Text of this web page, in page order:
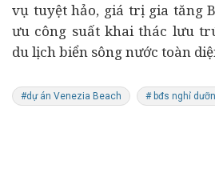
vụ tuyệt hảo, giá trị gia tăng
ưu công suất khai thác lưu
du lịch biển sông nước toàn
#dự án Venezia Beach # bđs nghỉ